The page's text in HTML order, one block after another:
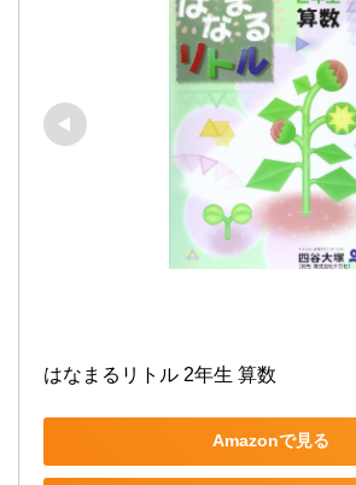
はなまるリトル 2年生 算数
Amazonで見る